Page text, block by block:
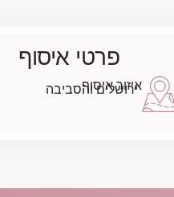
פרטי איסוף
איזור איסוף
ירושלים והסביבה